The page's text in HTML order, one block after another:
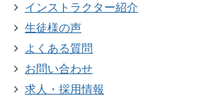
インストラクター紹介
生徒様の声
よくある質問
お問い合わせ
求人・採用情報